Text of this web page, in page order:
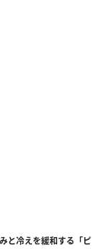
と冷えを緩和する「ピ